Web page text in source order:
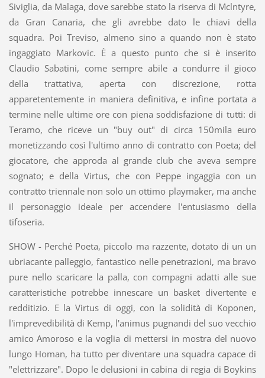
Siviglia, da Malaga, dove sarebbe stato la riserva di Mclntyre,
da Gran Canaria, che gli avrebbe dato le chiavi della
squadra. Poi Treviso, almeno sino a quando non è stato
ingaggiato Markovic. È a questo punto che si è inserito
Claudio Sabatini, come sempre abile a condurre il gioco
della trattativa, aperta con discrezione, rotta
apparetentemente in maniera definitiva, e infine portata a
termine nelle ultime ore con piena soddisfazione di tutti: di
Teramo, che riceve un "buy out" di circa 150mila euro
monetizzando così l'ultimo anno di contratto con Poeta; del
giocatore, che approda al grande club che aveva sempre
sognato; e della Virtus, che con Peppe ingaggia con un
contratto triennale non solo un ottimo playmaker, ma anche
il personaggio ideale per accendere l'entusiasmo della
tifoseria.
SHOW - Perché Poeta, piccolo ma razzente, dotato di un un
ubriacante palleggio, fantastico nelle penetrazioni, ma bravo
pure nello scaricare la palla, con compagni adatti alle sue
caratteristiche potrebbe innescare un basket divertente e
redditizio. E la Virtus di oggi, con la solidità di Koponen,
l'imprevedibilità di Kemp, l'animus pugnandi del suo vecchio
amico Amoroso e la voglia di mettersi in mostra del nuovo
lungo Homan, ha tutto per diventare una squadra capace di
"elettrizzare". Dopo le delusioni in cabina di regia di Boykins